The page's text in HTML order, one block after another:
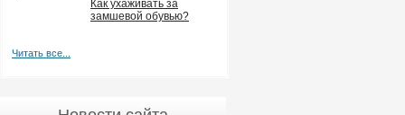
Как ухаживать за
замшевой обувью?
Читать все...